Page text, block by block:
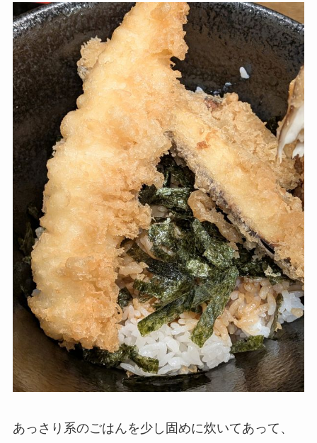
あっさり系のごはんを少し固めに炊いてあって、